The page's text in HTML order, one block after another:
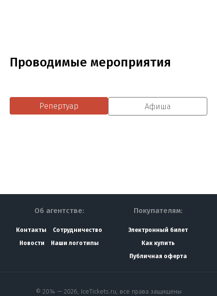
Проводимые мероприятия
Репертуар Афиша
Об агентстве:
Контакты
Сотрудничество
Новости
Наши логотипы
Покупателям:
Электронный билет
Как купить
Публичная оферта
© 2014 — 2026, IceTickets.ru, все права защищены